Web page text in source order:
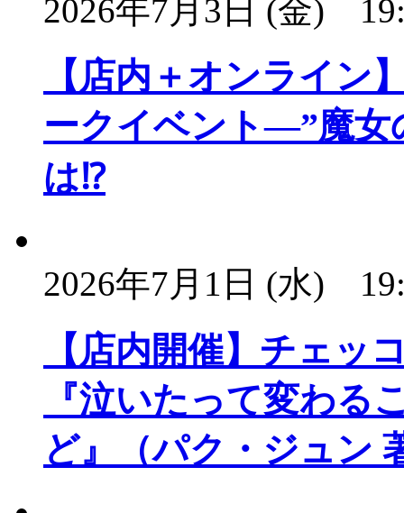
2026年7月3日 (金)
【店内＋オンライン
ークイベント―”魔女
は⁉
2026年7月1日 (水)
【店内開催】チェッ
『泣いたって変わる
ど』（パク・ジュン